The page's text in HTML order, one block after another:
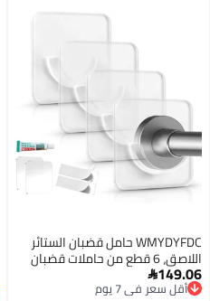
WMYDYFDC حامل قضبان الستائر
اللاصق، 6 قطع من حاملات قضبان
الستائر بدون حفر، حامل قضبان
الدش المثبت على الحائط، مثبت
149.06
أقل سعر في 7 يوم